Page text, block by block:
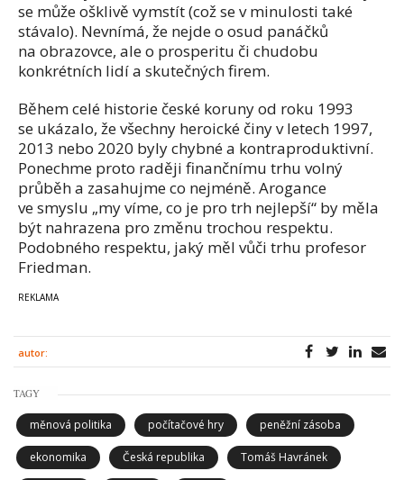
se může ošklivě vymstít (což se v minulosti také
stávalo). Nevnímá, že nejde o osud panáčků
na obrazovce, ale o prosperitu či chudobu
konkrétních lidí a skutečných firem.
Během celé historie české koruny od roku 1993
se ukázalo, že všechny heroické činy v letech 1997,
2013 nebo 2020 byly chybné a kontraproduktivní.
Ponechme proto raději finančnímu trhu volný
průběh a zasahujme co nejméně. Arogance
ve smyslu „my víme, co je pro trh nejlepší“ by měla
být nahrazena pro změnu trochou respektu.
Podobného respektu, jaký měl vůči trhu profesor
Friedman.
autor:
TAGY
měnová politika počítačové hry peněžní zásoba
ekonomika Česká republika Tomáš Havránek